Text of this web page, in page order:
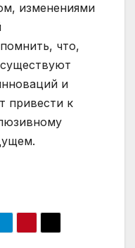
изменениями
что,
и
привести к